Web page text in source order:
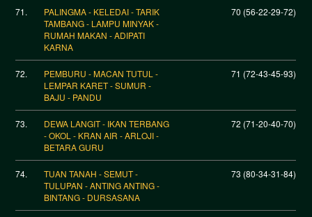
71.
PALINGMA - KELEDAI - TARIK
TAMBANG - LAMPU MINYAK -
RUMAH MAKAN - ADIPATI
KARNA
70 (56-22-29-72)
72.
PEMBURU - MACAN TUTUL -
LEMPAR KARET - SUMUR -
BAJU - PANDU
71 (72-43-45-93)
73.
DEWA LANGIT - IKAN TERBANG
- OKOL - KRAN AIR - ARLOJI -
BETARA GURU
72 (71-20-40-70)
74.
TUAN TANAH - SEMUT -
TULUPAN - ANTING ANTING -
BINTANG - DURSASANA
73 (80-34-31-84)